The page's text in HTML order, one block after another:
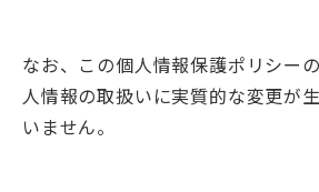
なお、この個人情報保護ポリシー
人情報の取扱いに実質的な変更が
いません。